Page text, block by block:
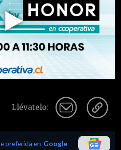
Llévatelo:
preferida en Google